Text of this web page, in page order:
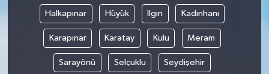
Halkapınar Hüyük Ilgın Kadınhanı
Karapınar Karatay Kulu Meram
Sarayönü Selçuklu Seydişehir